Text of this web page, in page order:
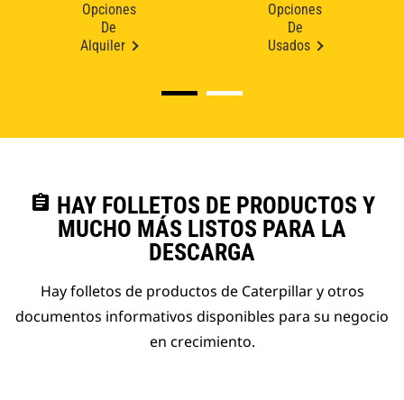
Opciones
De
Alquiler
Opciones
De
Usados
assignment HAY FOLLETOS DE PRODUCTOS Y
MUCHO MÁS LISTOS PARA LA
DESCARGA
Hay folletos de productos de Caterpillar y otros
documentos informativos disponibles para su negocio
en crecimiento.